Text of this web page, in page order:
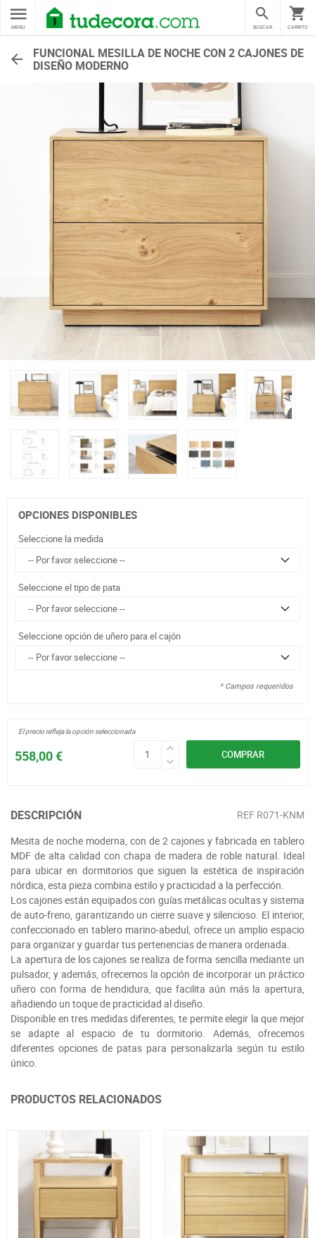
MENU CARRITO
BUSCAR
FUNCIONAL MESILLA DE NOCHE CON 2 CAJONES DE
DISEÑO MODERNO
OPCIONES DISPONIBLES
Seleccione la medida
Seleccione el tipo de pata
Seleccione opción de uñero para el cajón
* Campos requeridos
COMPRAR
558,00 €
El precio refleja la opción seleccionada
DESCRIPCIÓN REF R071-KNM
Mesita de noche moderna, con de 2 cajones y fabricada en tablero
MDF de alta calidad con chapa de madera de roble natural. Ideal
para ubicar en dormitorios que siguen la estética de inspiración
nórdica, esta pieza combina estilo y practicidad a la perfección.
Los cajones están equipados con guías metálicas ocultas y sistema
de auto-freno, garantizando un cierre suave y silencioso. El interior,
confeccionado en tablero marino-abedul, ofrece un amplio espacio
para organizar y guardar tus pertenencias de manera ordenada.
La apertura de los cajones se realiza de forma sencilla mediante un
pulsador, y además, ofrecemos la opción de incorporar un práctico
uñero con forma de hendidura, que facilita aún más la apertura,
añadiendo un toque de practicidad al diseño.
Disponible en tres medidas diferentes, te permite elegir la que mejor
se adapte al espacio de tu dormitorio. Además, ofrecemos
diferentes opciones de patas para personalizarla según tu estilo
único.
PRODUCTOS RELACIONADOS